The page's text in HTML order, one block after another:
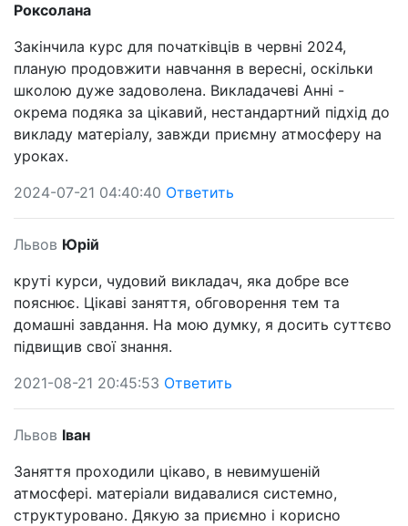
Роксолана
Закінчила курс для початківців в червні 2024,
планую продовжити навчання в вересні, оскільки
школою дуже задоволена. Викладачеві Анні -
окрема подяка за цікавий, нестандартний підхід до
викладу матеріалу, завжди приємну атмосферу на
уроках.
2024-07-21 04:40:40 Ответить
Львов Юрій
круті курси, чудовий викладач, яка добре все
пояснює. Цікаві заняття, обговорення тем та
домашні завдання. На мою думку, я досить суттєво
підвищив свої знання.
2021-08-21 20:45:53 Ответить
Львов Іван
Заняття проходили цікаво, в невимушеній
атмосфері. матеріали видавалися системно,
структуровано. Дякую за приємно і корисно